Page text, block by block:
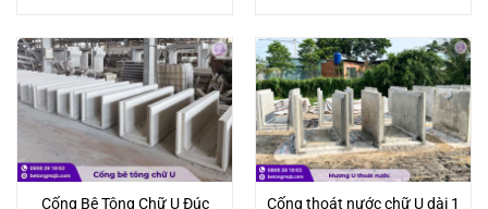
Cống Bê Tông Chữ U Đúc
Cống thoát nước chữ U dài 1